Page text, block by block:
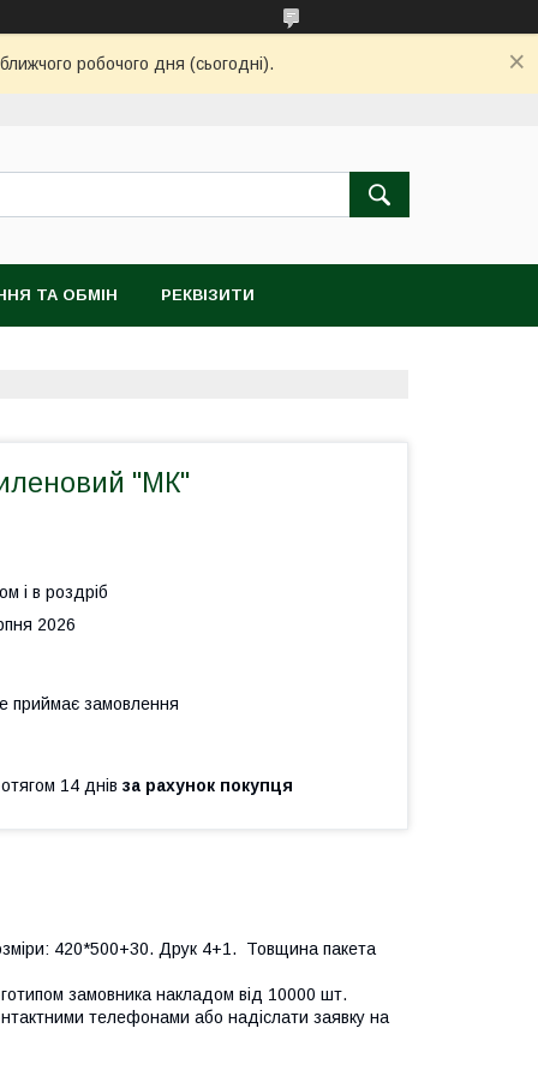
робочого дня (сьогодні).
ТА ОБМІН РЕКВІЗИТИ
"МК"
і в роздріб
2026
приймає замовлення
14 днів за рахунок покупця
420*500+30. Друк 4+1. Товщина пакета
замовника накладом від 10000 шт.
телефонами або надіслати заявку на